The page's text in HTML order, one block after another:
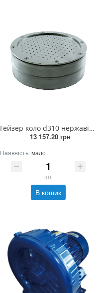
Гейзер коло d310 нержавіюча сталь
13 157.20 грн
Наявність:мало
шт
В кошик